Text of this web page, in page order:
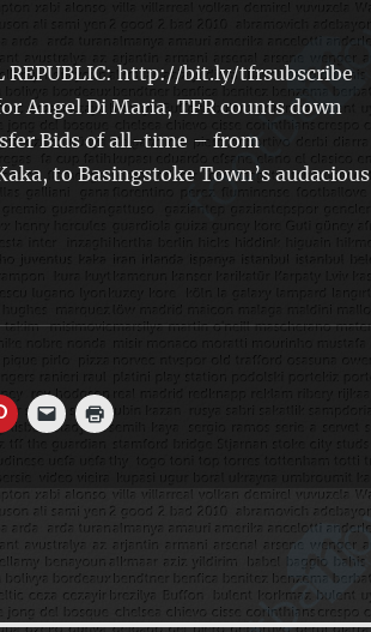
REPUBLIC: http://bit.ly/tfrsubscribe
Angel Di Maria, TFR counts down
Bids of all-time – from
to Basingstoke Town’s audacious